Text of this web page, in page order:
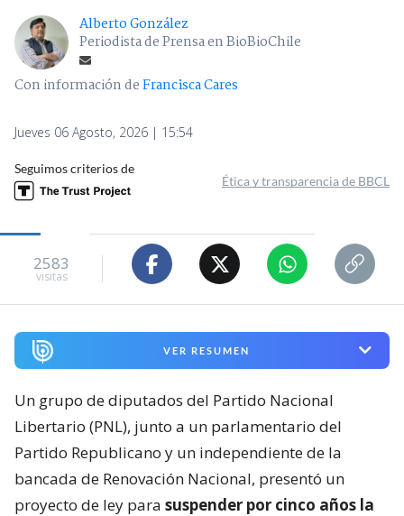
Alberto González
Periodista de Prensa en BioBioChile
Con información deFrancisca Cares
Jueves 06 Agosto, 2026 | 15:54
Seguimos criterios de
Ética y transparencia de BBCL
2583
visitas
VER RESUMEN
Un grupo de diputados del Partido Nacional
Libertario (PNL), junto a un parlamentario del
Partido Republicano y un independiente de la
bancada de Renovación Nacional, presentó un
proyecto de ley para suspender por cinco años la